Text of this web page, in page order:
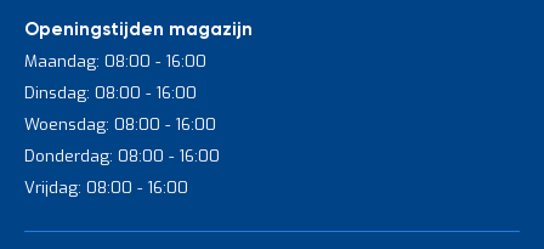
Openingstijden magazijn
Maandag: 08:00 - 16:00
Dinsdag: 08:00 - 16:00
Woensdag: 08:00 - 16:00
Donderdag: 08:00 - 16:00
Vrijdag: 08:00 - 16:00